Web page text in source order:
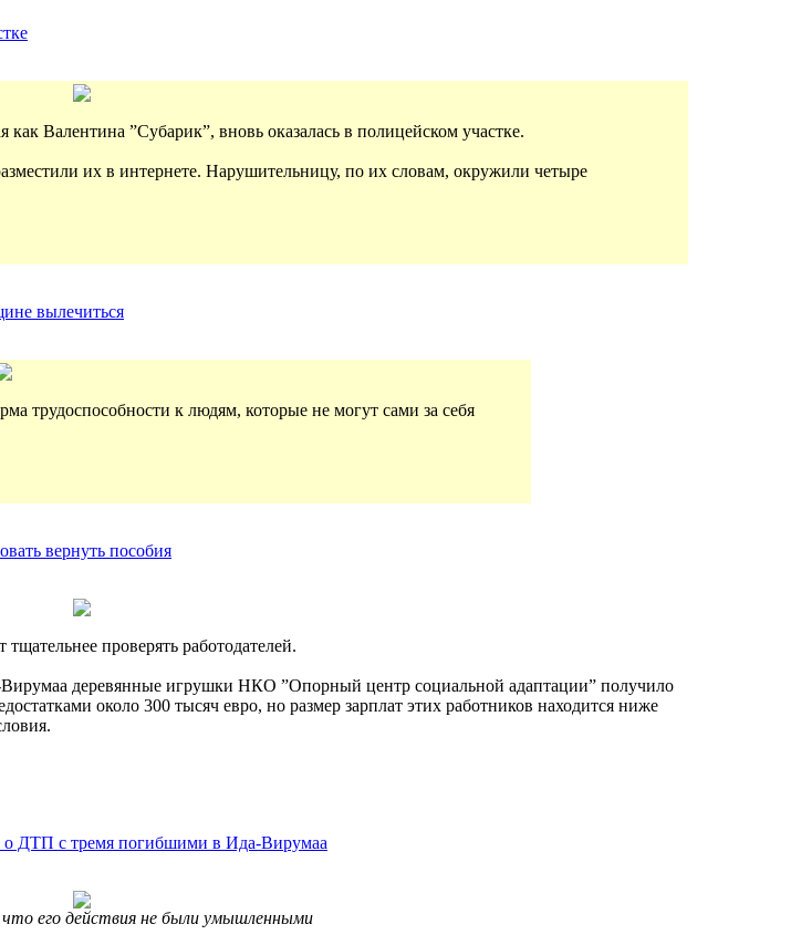
Валентина ”Субарик”, вновь оказалась в полицейском участке.
их в интернете. Нарушительницу, по их словам, окружили четыре
вылечиться
трудоспособности к людям, которые не могут сами за себя
вернуть пособия
проверять работодателей.
Вирумаа деревянные игрушки НКО ”Опорный центр социальной адаптации” получило
около 300 тысяч евро, но размер зарплат этих работников находится ниже
о ДТП с тремя погибшими в Ида-Вирумаа
его действия не были умышленными